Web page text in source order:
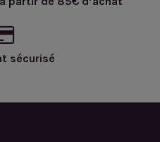
sécurisé